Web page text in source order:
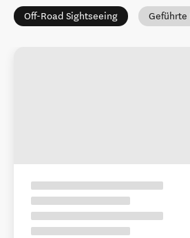
Off-Road Sightseeing Geführte